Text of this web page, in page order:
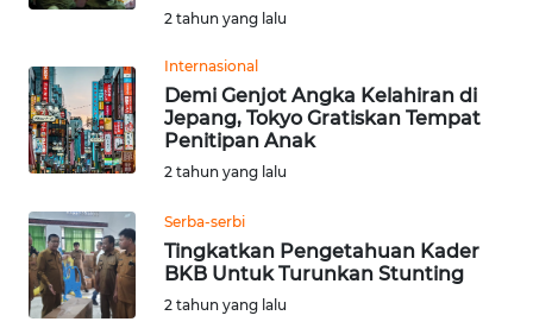
2 tahun yang lalu
Internasional
Demi Genjot Angka Kelahiran di
Jepang, Tokyo Gratiskan Tempat
Penitipan Anak
2 tahun yang lalu
Serba-serbi
Tingkatkan Pengetahuan Kader
BKB Untuk Turunkan Stunting
2 tahun yang lalu
WN
TAPANULI
TENGAH
WN DELI
SERDANG
WN